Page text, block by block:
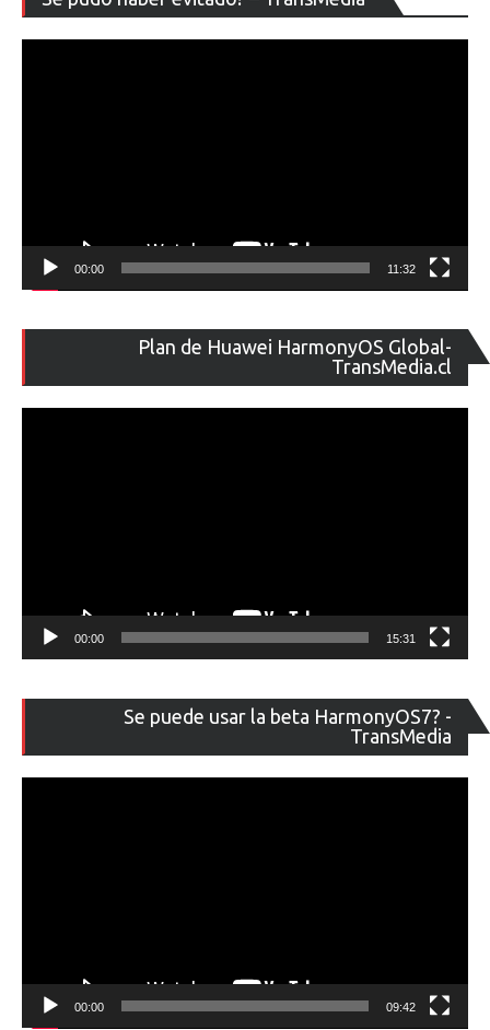
de
00:00 11:32
Plan de Huawei HarmonyOS Global-
TransMedia.cl
de
00:00 15:31
Se puede usar la beta HarmonyOS7? -
TransMedia
de
00:00 09:42